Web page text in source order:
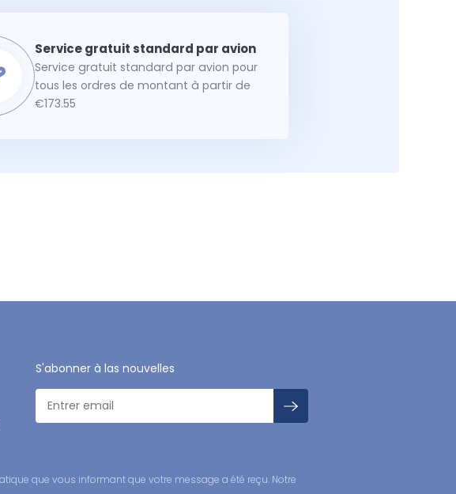
Service gratuit standard par avion pour
tous les ordres de montant à partir de
€173.55
S'abonner à las nouvelles
que vous informant que votre message a été reçu. Notre